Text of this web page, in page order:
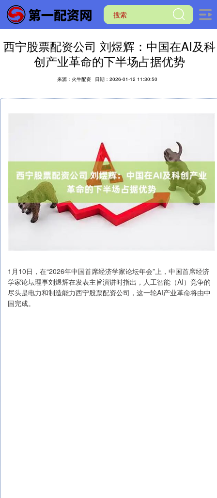
西宁股票配资公司 刘煜辉：中国在AI及科
创产业革命的下半场占据优势
来源：火牛配资 日期：2026-01-12 11:30:50
1月10日，在“2026年中国首席经济学家论坛年会”上，中国首席经济
学家论坛理事刘煜辉在发表主旨演讲时指出，人工智能（AI）竞争的
尽头是电力和制造能力西宁股票配资公司，这一轮AI产业革命将由中
国完成。